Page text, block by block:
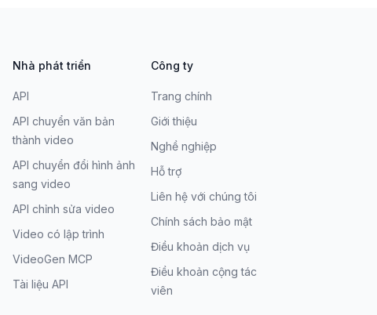
Nhà phát triển
API
API chuyển văn bản
thành video
API chuyển đổi hình ảnh
sang video
API chỉnh sửa video
Video có lập trình
VideoGen MCP
Tài liệu API
Công ty
Trang chính
Giới thiệu
Nghề nghiệp
Hỗ trợ
Liên hệ với chúng tôi
Chính sách bảo mật
Điều khoản dịch vụ
Điều khoản cộng tác
viên